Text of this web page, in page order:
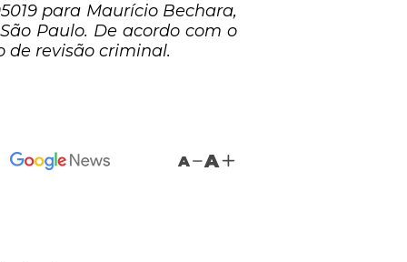
para Maurício Bechara,
Paulo. De acordo com o
de revisão criminal.
A A